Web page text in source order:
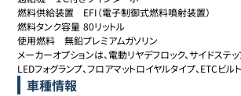
燃料供給装置	EFI（電子制御式燃料噴射装置）
燃料タンク容量	80リットル
使用燃料	無鉛プレミアムガソリン
メーカーオプションは、電動リヤデフロック、サイドステ
LEDフォグランプ、フロアマットロイヤルタイプ、ETCビル
車種情報